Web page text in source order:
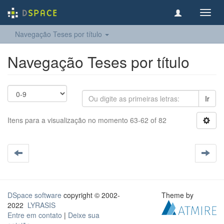
Navegação Teses por título
Navegação Teses por título
Ir
Itens para a visualização no momento 63-62 of 82
DSpace software copyright © 2002-
2022 LYRASIS
Entre em contato | Deixe sua
Theme by